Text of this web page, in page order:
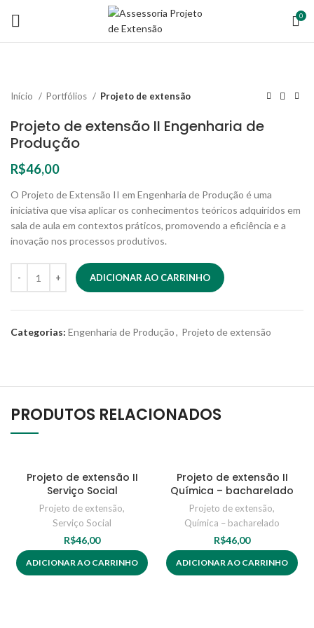
0
Início Portfólios Projeto de extensão
Projeto de extensão II Engenharia de
Produção
R$46,00
O Projeto de Extensão II em Engenharia de Produção é uma
iniciativa que visa aplicar os conhecimentos teóricos adquiridos em
sala de aula em contextos práticos, promovendo a eficiência e a
inovação nos processos produtivos.
ADICIONAR AO CARRINHO
Categorias: Engenharia de Produção, Projeto de extensão
PRODUTOS RELACIONADOS
Projeto de extensão II
Serviço Social
Projeto de extensão,
Serviço Social
R$46,00
ADICIONAR AO CARRINHO
Projeto de extensão II
Química – bacharelado
Projeto de extensão,
Química – bacharelado
R$46,00
ADICIONAR AO CARRINHO